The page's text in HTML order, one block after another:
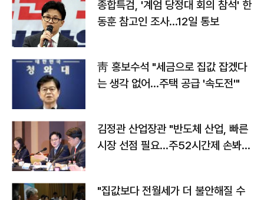
종합특검, '계엄 당정대 회의 참석' 한
동훈 참고인 조사...12일 통보
靑 홍보수석 "세금으로 집값 잡겠다
는 생각 없어…주택 공급 '속도전'"
김정관 산업장관 "반도체 산업, 빠른
시장 선점 필요…주52시간제 손봐
"집값보다 전월세가 더 불안해질 수